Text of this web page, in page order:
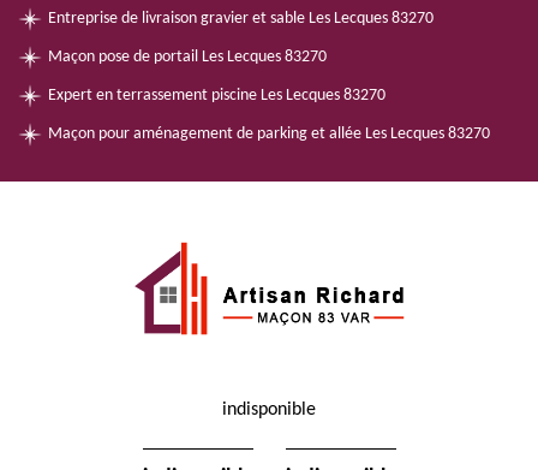
Entreprise de livraison gravier et sable Les Lecques 83270
Maçon pose de portail Les Lecques 83270
Expert en terrassement piscine Les Lecques 83270
Maçon pour aménagement de parking et allée Les Lecques 83270
indisponible